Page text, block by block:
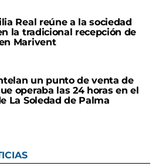
Real reúne a la sociedad
la tradicional recepción de
Marivent
un punto de venta de
operaba las 24 horas en el
La Soledad de Palma